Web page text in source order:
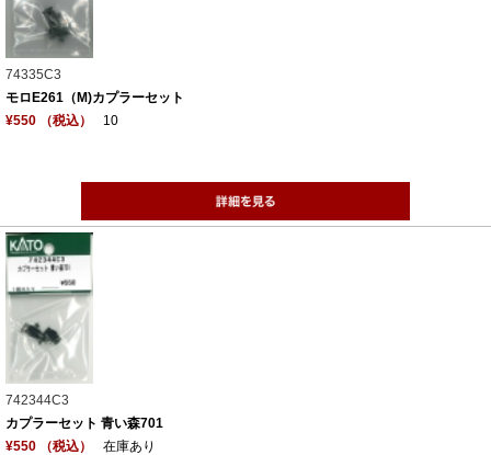
74335C3
モロE261（M)カプラーセット
¥550 （税込）
10
742344C3
カプラーセット 青い森701
¥550 （税込）
在庫あり